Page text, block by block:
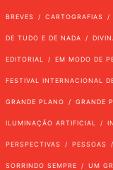
BREVES CARTOGRAFIAS
DE TUDO E DE NADA
EDITORIAL EM MODO DE
FESTIVAL INTERNACIONAL
GRANDE PLANO GRANDE
ILUMINAÇÃO ARTIFICIAL
PERSPECTIVAS PESSOAS
SORRINDO SEMPRE UM